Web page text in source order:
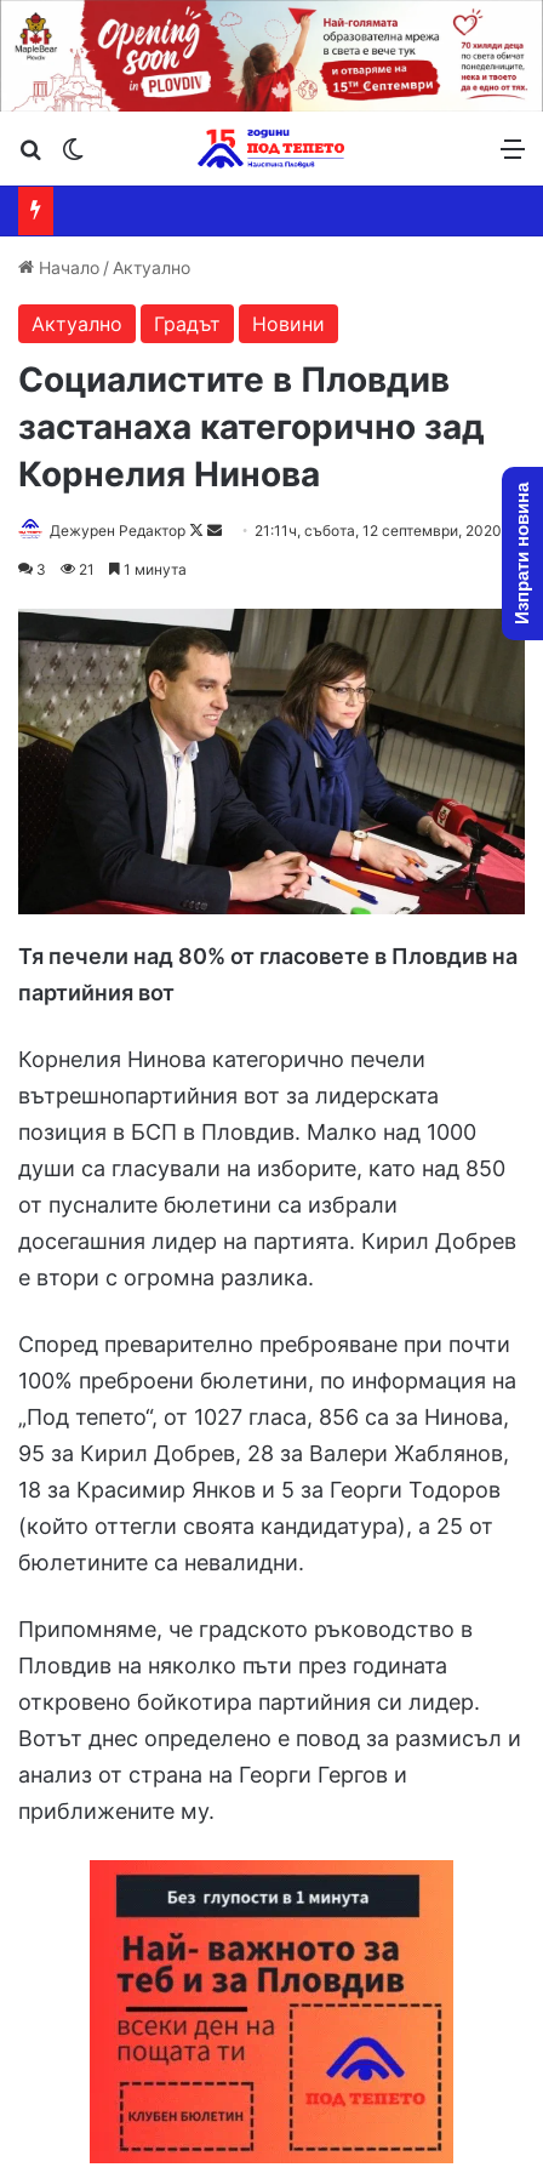
Търсене ...
Начало / Актуално
Актуално Градът Новини
Социалистите в Пловдив
застанаха категорично зад
Корнелия Нинова
Дежурен Редактор
F
o
w
o
n
a
n
e
m
a
21:11ч, събота, 12 септември, 2020
3 21 1 минута
Тя печели над 80% от гласовете в Пловдив на
партийния вот
Корнелия Нинова категорично печели
вътрешнопартийния вот за лидерската
позиция в БСП в Пловдив. Малко над 1000
души са гласували на изборите, като над 850
от пусналите бюлетини са избрали
досегашния лидер на партията. Кирил Добрев
е втори с огромна разлика.
Според преварително преброяване при почти
100% преброени бюлетини, по информация на
„Под тепето“, от 1027 гласа, 856 са за Нинова,
95 за Кирил Добрев, 28 за Валери Жаблянов,
18 за Красимир Янков и 5 за Георги Тодоров
(който оттегли своята кандидатура), а 25 от
бюлетините са невалидни.
Припомняме, че градското ръководство в
Пловдив на няколко пъти през годината
откровено бойкотира партийния си лидер.
Вотът днес определено е повод за размисъл и
анализ от страна на Георги Гергов и
приближените му.
Изпрати новина